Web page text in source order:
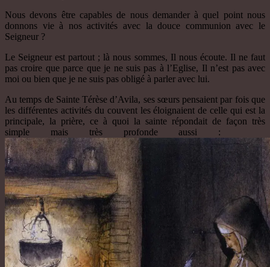
Nous devons être capables de nous demander à quel point nous
donnons vie à nos activités avec la douce communion avec le
Seigneur ?
Le Seigneur est partout ; là nous sommes, Il nous écoute. Il ne faut
pas croire que parce que je ne suis pas à l’Eglise, Il n’est pas avec
moi ou bien que je ne suis pas obligé à parler avec lui.
Au temps de Sainte Térèse d’Avila, ses sœurs pensaient par fois que
les différentes activités du couvent les éloignaient de celle qui est la
principale, la prière, ce à quoi la sainte répondait de façon très
simple mais très profonde aussi :